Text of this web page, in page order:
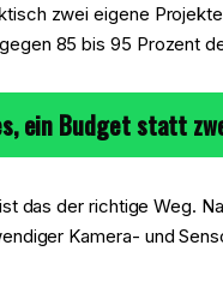
zwei eigene
85 bis 95 Prozent
ein Budget statt
das der richtige Weg.
Kamera- und